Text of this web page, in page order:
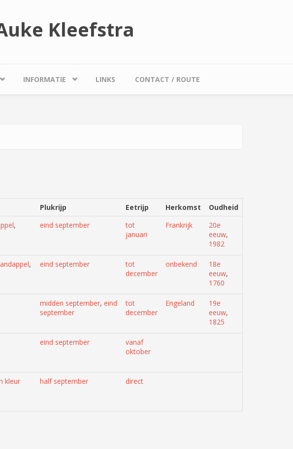
Kleefstra
INFORMATIE LINKS CONTACT / ROUTE
Plukrijp Eetrijp Herkomst
Oudheid
,
eind september
tot
januari
Frankrijk
20e
eeuw,
1982
,
eind september
tot
december
onbekend
18e
eeuw,
1760
midden september, eind
september
tot
december
Engeland
19e
eeuw,
1825
eind september
vanaf
oktober
kleur half september direct